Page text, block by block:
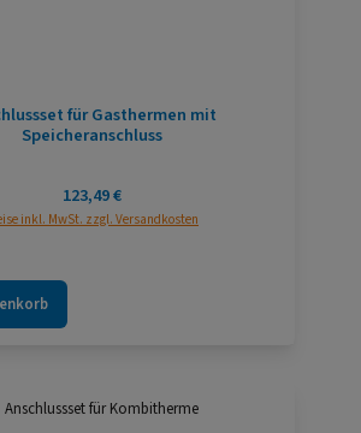
für Gasthermen mit
Speicheranschluss
Regulärer Preis:
123,49 €
inkl. MwSt. zzgl. Versandkosten